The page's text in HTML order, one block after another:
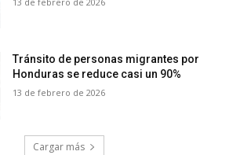
Tránsito de personas migrantes por
Honduras se reduce casi un 90%
13 de febrero de 2026
Cargar más